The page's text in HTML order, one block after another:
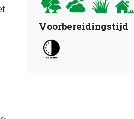
Voorbereidingstijd